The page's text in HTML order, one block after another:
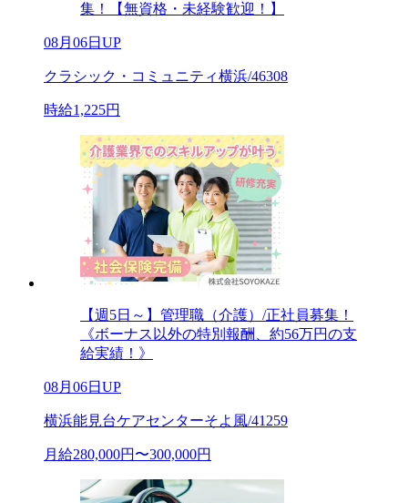
集！【無資格・未経験歓迎！】
08月06日UP
クラシック・コミュニティ横浜/46308
時給1,225円
【週5日～】管理職（介護）/正社員募集！
《ボーナス以外の特別報酬、約56万円の支
給実績！》
08月06日UP
横浜能見台ケアセンターそよ風/41259
月給280,000円〜300,000円